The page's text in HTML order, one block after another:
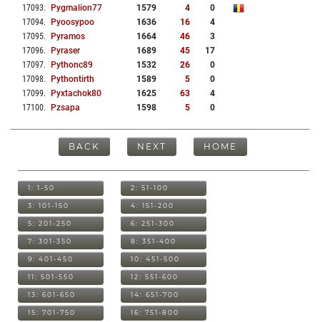
17093. Pygmalion77 1579 4
0
17094. Pyoosypoo 1636 16
4
17095. Pyramos 1664 46
3
17096. Pyraser 1689 45
17
17097. Pythonc89 1532 26
0
17098. Pythontirth 1589 5
0
17099. Pyxtachok80 1625 63
4
17100. Pzsapa 1598 5 0
BACK NEXT HOME
1: 1-50 2: 51-100
3: 101-150 4: 151-200
5: 201-250 6: 251-300
7: 301-350 8: 351-400
9: 401-450 10: 451-500
11: 501-550 12: 551-600
13: 601-650 14: 651-700
15: 701-750 16: 751-800